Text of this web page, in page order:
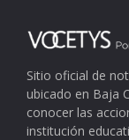
Sitio oficial de
ubicado en Baja
conocer las
institución